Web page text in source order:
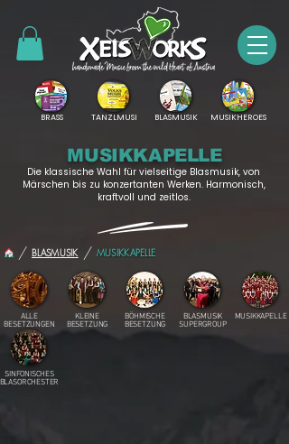
BRASS TANZLMUSI BLASMUSIK MUSIKHEROES
MUSIKKAPELLE
Die klassische Wahl für vielseitige Blasmusik, von
Märschen bis zu konzertanten Werken. Harmonisch,
kraftvoll und zeitlos.
/ BLASMUSIK / MUSIKKAPELLE
ALLE
BESETZUNGEN
SINFONISCHES
BLASORCHESTER
KLEINE
BESETZUNG
BÖHMISCHE
BESETZUNG
BLASMUSIK
SUPERGROUP
MUSIKKAPELLE